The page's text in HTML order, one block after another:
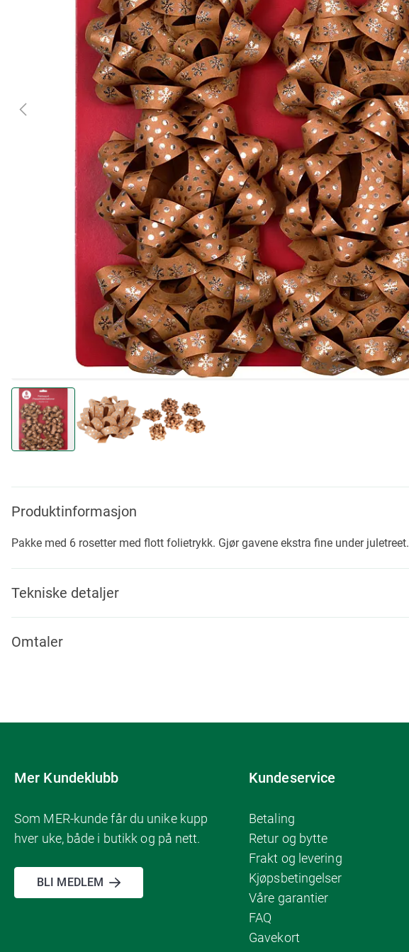
the
beginning
the
gallery
Produktinformasjon
Pakke med 6 rosetter med flott folietrykk. Gjør gavene ekstra fine under juletreet.
Tekniske detaljer
Omtaler
Mer Kundeklubb
Som MER-kunde får du unike kupp
hver uke, både i butikk og på nett.
BLI MEDLEM
Kundeservice
Betaling
Retur og bytte
Frakt og levering
Kjøpsbetingelser
Våre garantier
FAQ
Gavekort